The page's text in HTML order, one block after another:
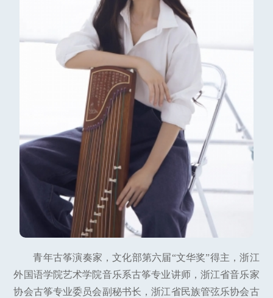
青年古筝演奏家，文化部第六届“文华奖”得主，浙江
外国语学院艺术学院音乐系古筝专业讲师，浙江省音乐家
协会古筝专业委员会副秘书长，浙江省民族管弦乐协会古